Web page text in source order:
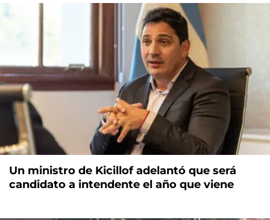
Un ministro de Kicillof adelantó que será
candidato a intendente el año que viene